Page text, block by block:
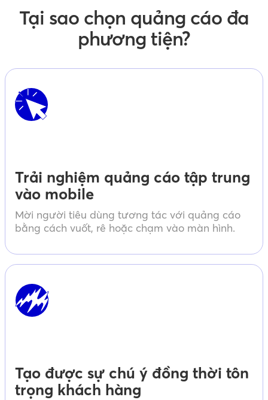
Tại sao chọn quảng cáo đa
phương tiện?
Trải nghiệm quảng cáo tập trung
vào mobile
Mời người tiêu dùng tương tác với quảng cáo
bằng cách vuốt, rê hoặc chạm vào màn hình.
Tạo được sự chú ý đồng thời tôn
trọng khách hàng